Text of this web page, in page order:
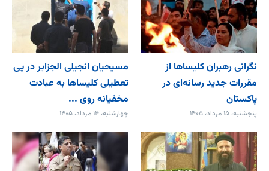
نگرانی رهبران کلیساها از
مقررات جدید رسانه‌ای در
پاکستان
پنجشنبه، ۱۵ مرداد، ۱۴۰۵
مسیحیان انجیلی الجزایر در پی
تعطیلی کلیساها به عبادت
مخفیانه روی ...
چهارشنبه، ۱۴ مرداد، ۱۴۰۵